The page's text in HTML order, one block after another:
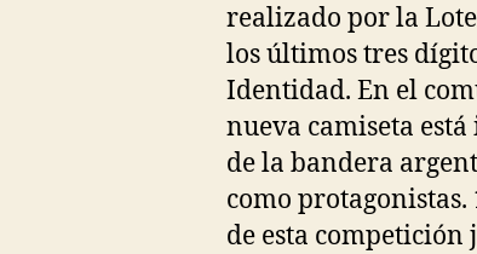
realizado por la
los últimos tres
Identidad. En el
nueva camiseta
de la bandera
como protagonistas.
de esta competición